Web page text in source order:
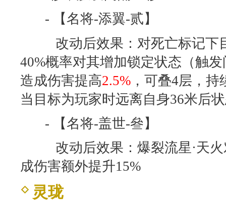
- 【名将-添翼-贰】
改动后效果：对死亡标记下
40%概率对其增加锁定状态（触
造成伤害提高2.5% ，可叠4层，
当目标为玩家时远离自身36米后
- 【名将-盖世-叄】
改动后效果：爆裂流星·天火
成伤害额外提升15%
灵珑